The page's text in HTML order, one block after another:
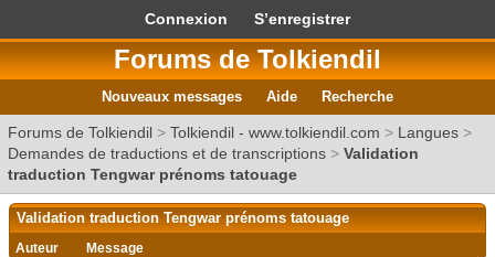
Connexion S’enregistrer
Forums de Tolkiendil
Nouveaux messages Aide Recherche
Forums de Tolkiendil > Tolkiendil - www.tolkiendil.com > Langues >
Demandes de traductions et de transcriptions > Validation
traduction Tengwar prénoms tatouage
Validation traduction Tengwar prénoms tatouage
Auteur Message